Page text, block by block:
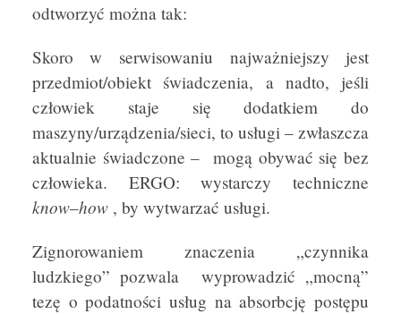
odtworzyć można tak:
Skoro w serwisowaniu najważniejszy jest
przedmiot/obiekt świadczenia, a nadto, jeśli
człowiek staje się dodatkiem do
maszyny/urządzenia/sieci, to usługi – zwłaszcza
aktualnie świadczone – mogą obywać się bez
człowieka. ERGO: wystarczy techniczne
know–how, by wytwarzać usługi.
Zignorowaniem znaczenia „czynnika
ludzkiego” pozwala wyprowadzić „mocną”
tezę o podatności usług na absorbcję postępu